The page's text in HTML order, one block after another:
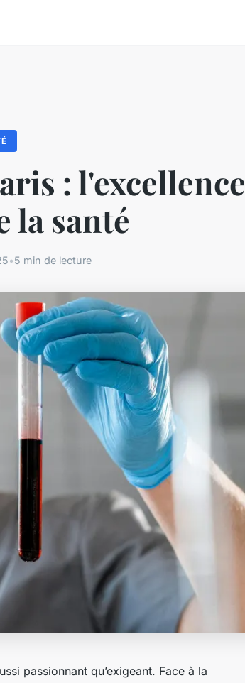
: l'excellence
la santé
•5 min de lecture
passionnant qu’exigeant. Face à la